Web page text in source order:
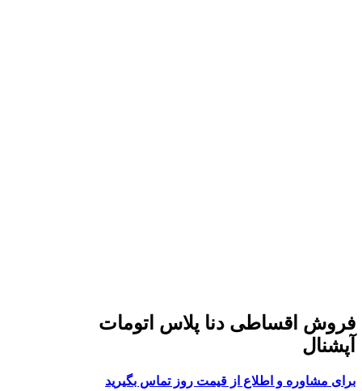
فروش اقساطی دنا پلاس اتومات
آپشنال
برای مشاوره و اطلاع از قیمت روز تماس بگیرید